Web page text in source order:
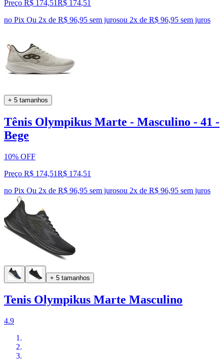
Preço R$ 174,51R$ 174,51
no Pix Ou 2x de R$ 96,95 sem jurosou 2x de R$ 96,95 sem juros
+ 5 tamanhos
Tênis Olympikus Marte - Masculino - 41 -
Bege
10% OFF
Preço R$ 174,51R$ 174,51
no Pix Ou 2x de R$ 96,95 sem jurosou 2x de R$ 96,95 sem juros
+ 5 tamanhos
Tenis Olympikus Marte Masculino
4.9